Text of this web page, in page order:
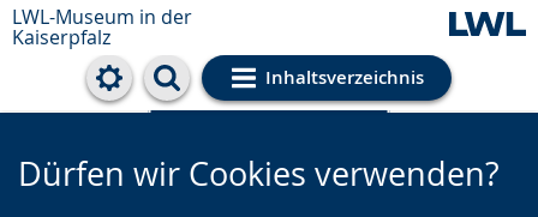
LWL-Museum in der
Kaiserpfalz
Inhaltsverzeichnis
Cookie-Einstellungen
Dürfen wir Cookies verwenden?